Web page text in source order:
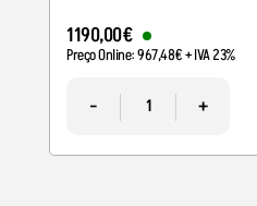
1190,00€
Preço Online:967,48€+ IVA 23%
- +